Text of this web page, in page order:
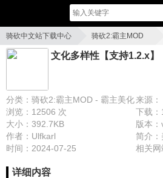
骑砍中文站下载中心 骑砍2:霸主MOD
文化多样性【支持1.2.x】
文化多样性【支持1.2.x】
分类：骑砍2:霸主MOD - 霸主美化来源：
浏览：12506 次
下载
大小：392.7KB
版本
作者：Ulfkarl
简介
拉迪亚
时间：2024-07-25 相关网
详细内容